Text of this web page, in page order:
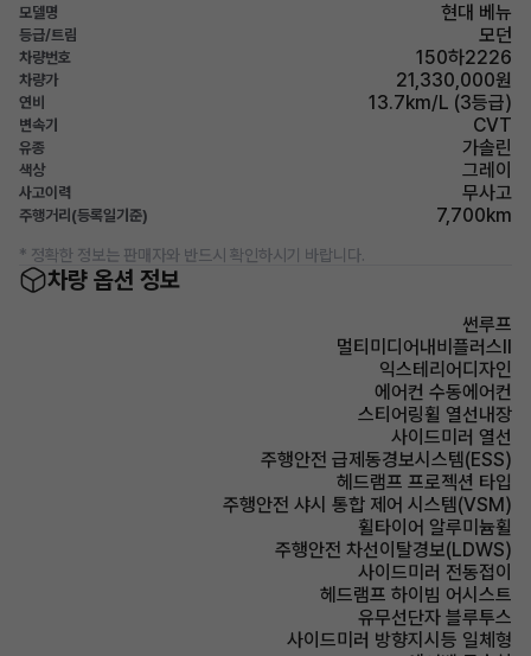
모델명 현대 베뉴
등급/트림 모던
차량번호 150하2226
차량가 21,330,000원
연비 13.7km/L (3등급)
변속기 CVT
유종 가솔린
색상 그레이
사고이력 무사고
주행거리(등록일기준) 7,700km
* 정확한 정보는 판매자와 반드시 확인하시기 바랍니다.
차량 옵션 정보
썬루프
멀티미디어내비플러스II
익스테리어디자인
에어컨 수동에어컨
스티어링휠 열선내장
사이드미러 열선
주행안전 급제동경보시스템(ESS)
헤드램프 프로젝션 타입
주행안전 샤시 통합 제어 시스템(VSM)
휠타이어 알루미늄휠
주행안전 차선이탈경보(LDWS)
사이드미러 전동접이
헤드램프 하이빔 어시스트
유무선단자 블루투스
사이드미러 방향지시등 일체형